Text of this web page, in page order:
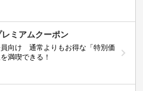
ミアムクーポン
員向け 通常よりもお得な「特別価
満喫できる！